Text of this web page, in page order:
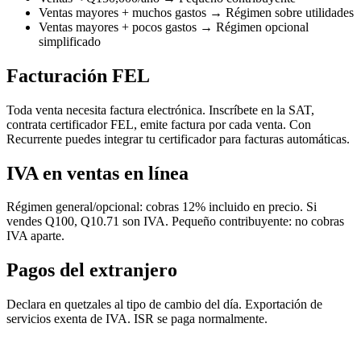
Ventas mayores + muchos gastos → Régimen sobre utilidades
Ventas mayores + pocos gastos → Régimen opcional
simplificado
Facturación FEL
Toda venta necesita factura electrónica. Inscríbete en la SAT,
contrata certificador FEL, emite factura por cada venta. Con
Recurrente puedes integrar tu certificador para facturas automáticas.
IVA en ventas en línea
Régimen general/opcional: cobras 12% incluido en precio. Si
vendes Q100, Q10.71 son IVA. Pequeño contribuyente: no cobras
IVA aparte.
Pagos del extranjero
Declara en quetzales al tipo de cambio del día. Exportación de
servicios exenta de IVA. ISR se paga normalmente.